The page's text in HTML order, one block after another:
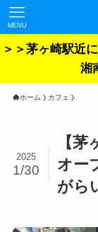
MENU
＞＞茅ヶ崎駅近
湘
ホーム カフェ
【
オー
がら
2025
1/30